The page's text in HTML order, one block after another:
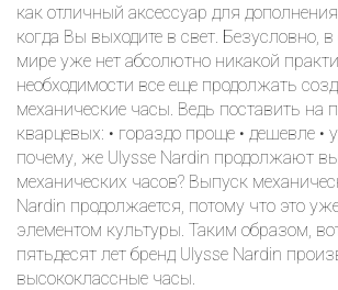
как отличный аксессуар для
когда Вы выходите в свет. Безусловно,
мире уже нет абсолютно никакой
необходимости все еще продолжать
механические часы. Ведь поставить на
кварцевых: • гораздо проще • дешевле •
почему, же Ulysse Nardin продолжают
механических часов? Выпуск
Nardin продолжается, потому что это
элементом культуры. Таким образом,
пятьдесят лет бренд Ulysse Nardin
высококлассные часы.